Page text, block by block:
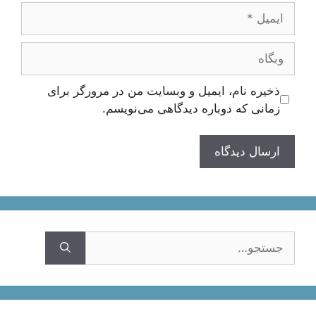
وبگاه
ذخیره نام، ایمیل و وبسایت من در مرورگر برای
زمانی که دوباره دیدگاهی می‌نویسم.